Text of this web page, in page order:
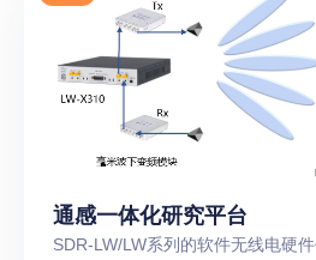
通感一体化研究平台
SDR-LW/LW系列的软件无线电硬